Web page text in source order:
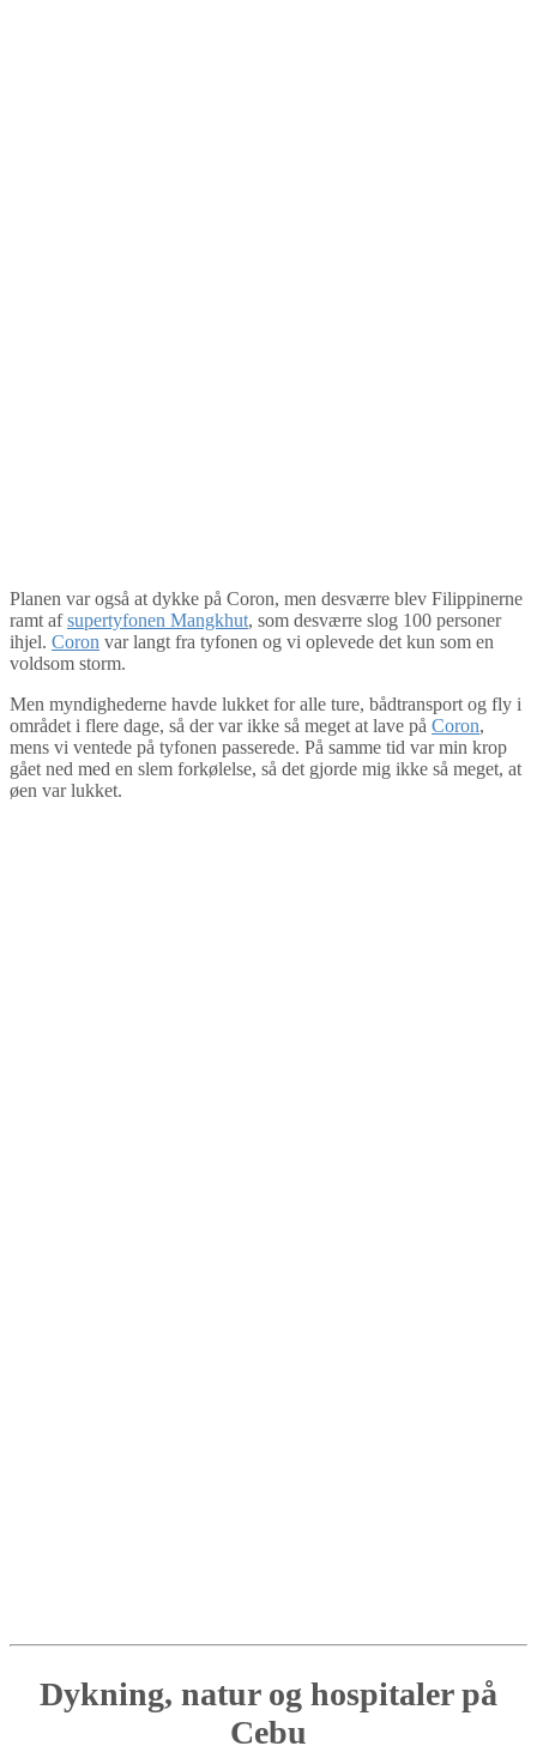
Planen var også at dykke på Coron, men desværre blev Filippinerne
ramt afsupertyfonen Mangkhut, som desværre slog 100 personer
ihjel. Coron var langt fra tyfonen og vi oplevede det kun som en
voldsom storm.
Men myndighederne havde lukket for alle ture, bådtransport og fly i
området i flere dage, så der var ikke så meget at lave på Coron,
mens vi ventede på tyfonen passerede. På samme tid var min krop
gået ned med en slem forkølelse, så det gjorde mig ikke så meget, at
øen var lukket.
Dykning, natur og hospitaler på
Cebu